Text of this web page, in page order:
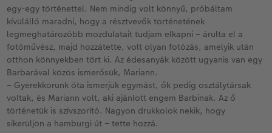
egy-egy történettel. Nem mindig volt könnyű, próbáltam
kívülálló maradni, hogy a résztvevők történetének
legmeghatározóbb mozdulatait tudjam elkapni – árulta el a
fotóművész, majd hozzátette, volt olyan fotózás, amelyik után
otthon könnyekben tört ki. Az édesanyák között ugyanis van egy
Barbarával közös ismerősük, Mariann.
– Gyerekkorunk óta ismerjük egymást, ők pedig osztálytársak
voltak, és Mariann volt, aki ajánlott engem Barbinak. Az ő
történetük is szívszorító. Nagyon drukkolok nekik, hogy
sikerüljön a hamburgi út – tette hozzá.